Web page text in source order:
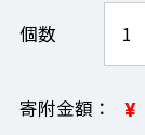
個数
寄附金額 ¥